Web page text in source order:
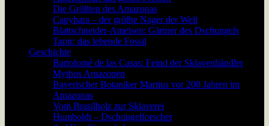
Die Größten des Amazonas
Capybara – der größte Nager der Welt
Blattschneider-Ameisen: Gärtner des Dschungels
Tapir: das lebende Fossil
Geschichte
Bartolomé de las Casas: Feind der Sklavenhändler
Mythos Amazonen
Bayerischer Botaniker Martius vor 200 Jahren im
Amazonas
Vom Brasilholz zur Sklaverei
Humboldt – Dschungelforscher